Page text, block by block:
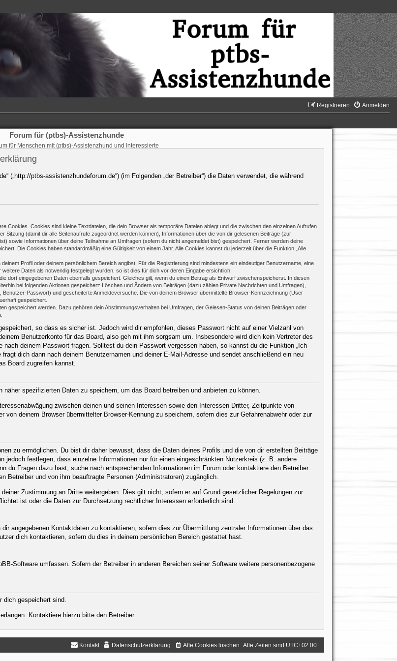
Anmelden
Registrieren
Forum für (ptbs)-Assistenzhunde
für Menschen mit (ptbs)-Assistenzhund und Interessierte
(„http://ptbs-assistenzhundeforum.de“) (im Folgenden „der Betreiber“) die Daten verwendet, die während
Cookies. Cookies sind kleine Textdateien, die dein Browser als temporäre Dateien ablegt und die zwischen den einzelnen Aufrufen
Sitzung (damit dir alle Seitenaufrufe zugeordnet werden können), Informationen über die von dir gelesenen Beiträge (zur
sowie Informationen über deine Teilnahme an Umfragen (sofern du nicht angemeldet bist) gespeichert. Ferner werden deine
Die Cookies haben standardmäßig eine Gültigkeit von einem Jahr. Alle Cookies kannst du jederzeit über die Funktion „Alle
Profil oder deinem persönlichem Bereich angibst. Für die Registrierung sind mindestens ein eindeutiger Benutzername, eine
Daten als notwendig festgelegt wurden, so ist dies für dich vor deren Eingabe ersichtlich.
dort eingegebenen Daten ebenfalls gespeichert. Gleiches gilt, wenn du einen Beitrag als Entwurf zwischenspeicherst. In diesen
bei folgenden Aktionen gespeichert: Löschen und Ändern von Beiträgen (dazu zählen Private Nachrichten und Umfragen),
Passwort) und gescheiterte Anmeldeversuche. Die von deinem Browser übermittelte Browser-Kennzeichnung (User
gespeichert.
gespeichert werden. Dazu gehören dein Abstimmungsverhalten bei Umfragen, der Gelesen-Status von deinen Beiträgen oder
so dass es sicher ist. Jedoch wird dir empfohlen, dieses Passwort nicht auf einer Vielzahl von
Benutzerkonto für das Board, also geh mit ihm sorgsam um. Insbesondere wird dich kein Vertreter des
deinem Passwort fragen. Solltest du dein Passwort vergessen haben, so kannst du die Funktion „Ich
dich dann nach deinem Benutzernamen und deiner E-Mail-Adresse und sendet anschließend ein neu
Board zugreifen kannst.
spezifizierten Daten zu speichern, um das Board betreiben und anbieten zu können.
zwischen deinen und seinen Interessen sowie den Interessen Dritter, Zeitpunkte von
deinem Browser übermittelter Browser-Kennung zu speichern, sofern dies zur Gefahrenabwehr oder zur
zu ermöglichen. Du bist dir daher bewusst, dass die Daten deines Profils und die von dir erstellten Beiträge
jedoch festlegen, dass einzelne Informationen nur für einen eingeschränkten Nutzerkreis (z. B. andere
du Fragen dazu hast, suche nach entsprechenden Informationen im Forum oder kontaktiere den Betreiber.
Betreiber und von ihm beauftragte Personen (Administratoren) zugänglich.
Zustimmung an Dritte weitergeben. Dies gilt nicht, sofern er auf Grund gesetzlicher Regelungen zur
ist oder die Daten zur Durchsetzung rechtlicher Interessen erforderlich sind.
angegebenen Kontaktdaten zu kontaktieren, sofern dies zur Übermittlung zentraler Informationen über das
dich kontaktieren, sofern du dies in deinem persönlichen Bereich gestattet hast.
Software umfassen. Sofern der Betreiber in anderen Bereichen seiner Software weitere personenbezogene
dich gespeichert sind.
Kontaktiere hierzu bitte den Betreiber.
Alle Zeiten sind UTC+02:00
Alle Cookies löschen
Datenschutzerklärung
Kontakt